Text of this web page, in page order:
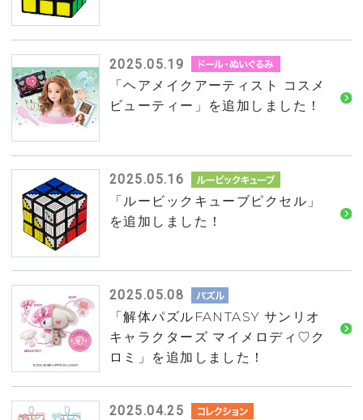
2025.05.19
「ヘアメイクアーティスト コスメ
ビューティー」を追加しました！
2025.05.16
「ルービックキューブピクセル」
を追加しました！
2025.05.08
「解体パズルFANTASY サンリオ
キャラクターズ マイメロディ♡ク
ロミ」を追加しました！
2025.04.25